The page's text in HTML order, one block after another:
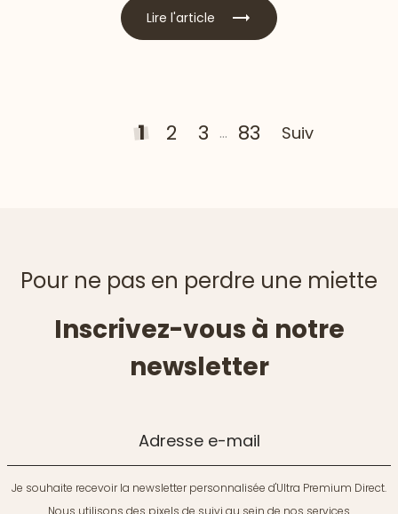
Lire l'article
1 2 3 ... 83 Suivant
Pour ne pas en perdre une miette
Inscrivez-vous à notre
newsletter
Adresse e-mail
Je souhaite recevoir la newsletter personnalisée d'Ultra Premium Direct.
Nous utilisons des pixels de suivi au sein de nos services